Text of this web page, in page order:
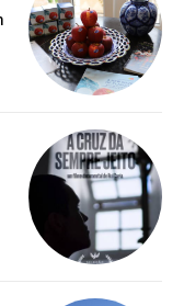
para